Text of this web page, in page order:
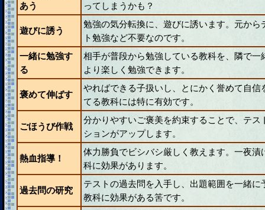
あう
ってしまうかも？
遊びに誘う
勉強の気分転換に、遊びに誘います。元か
ト勉強など不要なのです。
一緒に勉強す
る
相手が普段から勉強している教科を、隣で
より楽しく勉強できます。
褒めて伸ばす
やればできる子扱いし、とにかく誉めて自
てる教科には特に有効です。
ごほうび作戦
分かりやすいご褒美を約束することで、テ
ションがアップします。
熱血指導！
体力勝負でビシバシ厳しく教えます。一夜
科に効果があります。
過去問の研究
テストの過去問を入手し、出題範囲を一緒
教科に効果がある筈です。